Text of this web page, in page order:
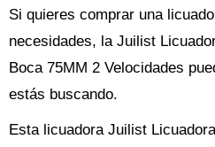
Si quieres comprar una
necesidades, la Juilist
Boca 75MM 2 Velocidades
estás buscando.
Esta licuadora Juilist